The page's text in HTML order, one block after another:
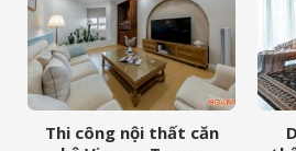
Thi công nội thất căn